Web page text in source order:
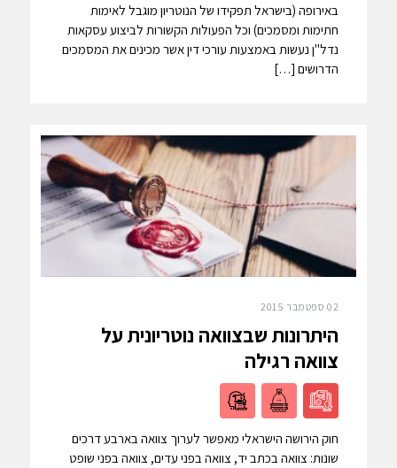
באירופה (בישראל תפקידו של הנוטריון מוגבל לאימות
חתימות ומסמכים) וכל הפעולות הקשורות לביצוע עסקאות
נדל"ן נעשות באמצעות עורכי דין אשר מכינים את המסמכים
הדרושים […]
02 ספטמבר 2015
היתרונות שבצוואה נוטריונית על
צוואה רגילה
חוק הירושה הישראלי מאפשר לערוך צוואה בארבע דרכים
שונות: צוואה בכתב יד, צוואה בפני עדים, צוואה בפני שופט